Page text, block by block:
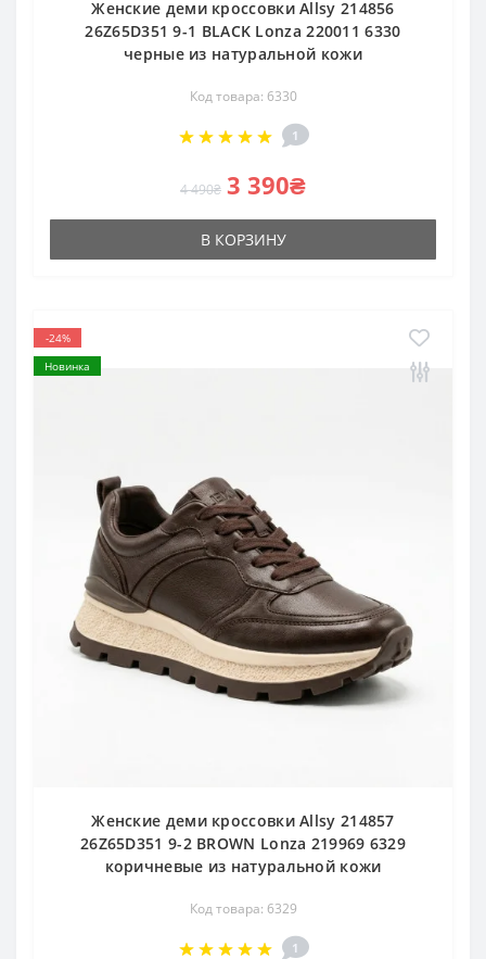
Женские деми кроссовки Allsy 214856
26Z65D351 9-1 BLACK Lonza 220011 6330
черные из натуральной кожи
Код товара: 6330
1
4 490₴ 3 390₴
В КОРЗИНУ
-24%
Новинка
Женские деми кроссовки Allsy 214857
26Z65D351 9-2 BROWN Lonza 219969 6329
коричневые из натуральной кожи
Код товара: 6329
1